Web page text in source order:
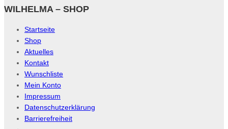
WILHELMA – SHOP
Startseite
Shop
Aktuelles
Kontakt
Wunschliste
Mein Konto
Impressum
Datenschutzerklärung
Barrierefreiheit